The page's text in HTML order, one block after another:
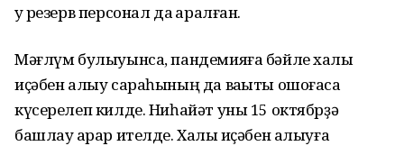
уҡ резерв персонал да ҡаралған.
Мәғлүм булыуынса, пандемияға бәйле халыҡ
иҫәбен алыу сараһының да ваҡыты ошоғаса
күсерелеп килде. Ниһайәт уны 15 октябрҙә
башлау ҡарар ителде. Халыҡ иҫәбен алыуға